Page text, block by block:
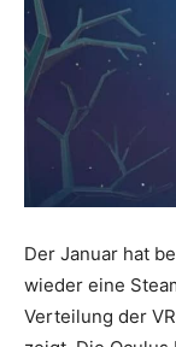
Der Januar hat
wieder eine
Verteilung der